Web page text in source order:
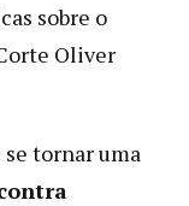
sobre o
Oliver
tornar uma